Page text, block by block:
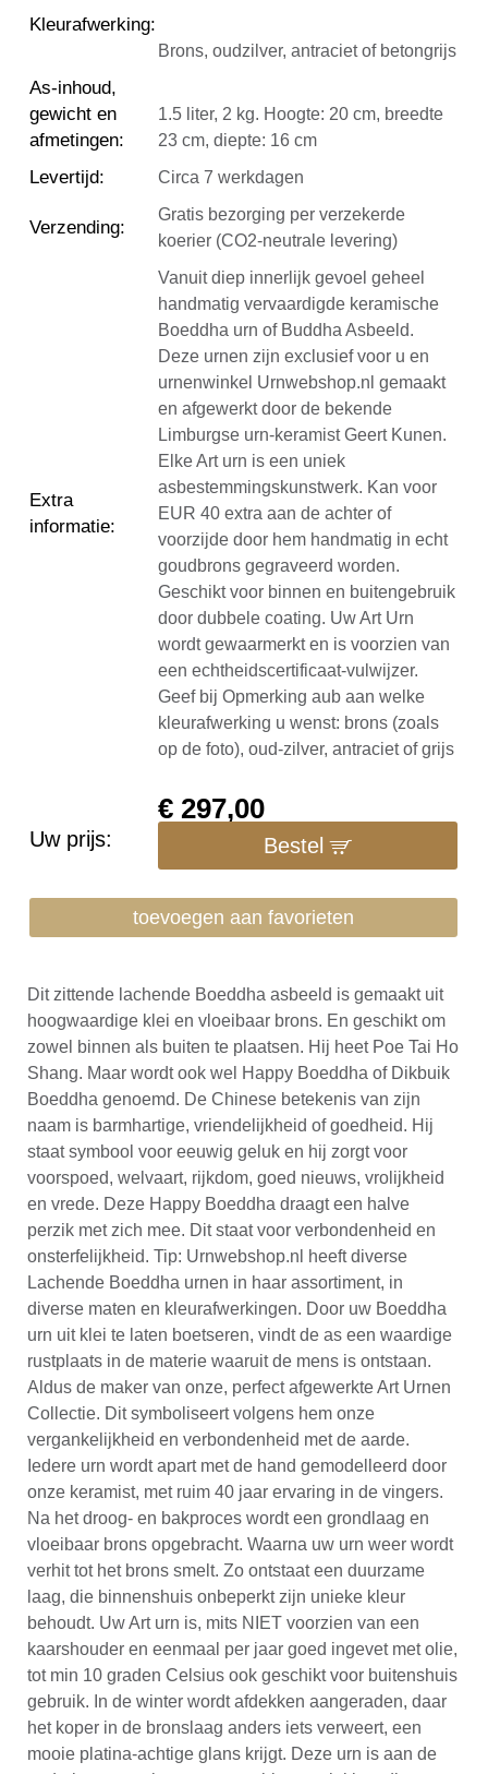
Kleurafwerking:
Brons, oudzilver, antraciet of betongrijs
As-inhoud,
gewicht en
afmetingen:
1.5 liter, 2 kg. Hoogte: 20 cm, breedte
23 cm, diepte: 16 cm
Levertijd: Circa 7 werkdagen
Verzending:
Gratis bezorging per verzekerde
koerier (CO2-neutrale levering)
Extra
informatie:
Vanuit diep innerlijk gevoel geheel
handmatig vervaardigde keramische
Boeddha urn of Buddha Asbeeld.
Deze urnen zijn exclusief voor u en
urnenwinkel Urnwebshop.nl gemaakt
en afgewerkt door de bekende
Limburgse urn-keramist Geert Kunen.
Elke Art urn is een uniek
asbestemmingskunstwerk. Kan voor
EUR 40 extra aan de achter of
voorzijde door hem handmatig in echt
goudbrons gegraveerd worden.
Geschikt voor binnen en buitengebruik
door dubbele coating. Uw Art Urn
wordt gewaarmerkt en is voorzien van
een echtheidscertificaat-vulwijzer.
Geef bij Opmerking aub aan welke
kleurafwerking u wenst: brons (zoals
op de foto), oud-zilver, antraciet of grijs
Uw prijs:
€297,00
Bestel
toevoegen aan favorieten
Dit zittende lachende Boeddha asbeeld is gemaakt uit
hoogwaardige klei en vloeibaar brons. En geschikt om
zowel binnen als buiten te plaatsen. Hij heet Poe Tai Ho
Shang. Maar wordt ook wel Happy Boeddha of Dikbuik
Boeddha genoemd. De Chinese betekenis van zijn
naam is barmhartige, vriendelijkheid of goedheid. Hij
staat symbool voor eeuwig geluk en hij zorgt voor
voorspoed, welvaart, rijkdom, goed nieuws, vrolijkheid
en vrede. Deze Happy Boeddha draagt een halve
perzik met zich mee. Dit staat voor verbondenheid en
onsterfelijkheid. Tip: Urnwebshop.nl heeft diverse
Lachende Boeddha urnen in haar assortiment, in
diverse maten en kleurafwerkingen. Door uw Boeddha
urn uit klei te laten boetseren, vindt de as een waardige
rustplaats in de materie waaruit de mens is ontstaan.
Aldus de maker van onze, perfect afgewerkte Art Urnen
Collectie. Dit symboliseert volgens hem onze
vergankelijkheid en verbondenheid met de aarde.
Iedere urn wordt apart met de hand gemodelleerd door
onze keramist, met ruim 40 jaar ervaring in de vingers.
Na het droog- en bakproces wordt een grondlaag en
vloeibaar brons opgebracht. Waarna uw urn weer wordt
verhit tot het brons smelt. Zo ontstaat een duurzame
laag, die binnenshuis onbeperkt zijn unieke kleur
behoudt. Uw Art urn is, mits NIET voorzien van een
kaarshouder en eenmaal per jaar goed ingevet met olie,
tot min 10 graden Celsius ook geschikt voor buitenshuis
gebruik. In de winter wordt afdekken aangeraden, daar
het koper in de bronslaag anders iets verweert, een
mooie platina-achtige glans krijgt. Deze urn is aan de